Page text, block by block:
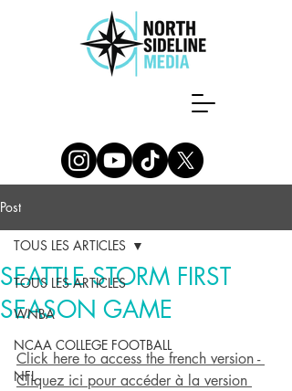
Post
TOUS LES ARTICLES
WNBA
NCAA COLLEGE FOOTBALL
NFL
TOUS LES ARTICLES
SEATTLE STORM FIRST
SEASON GAME
Click here to access the french version -
Cliquez ici pour accéder à la version